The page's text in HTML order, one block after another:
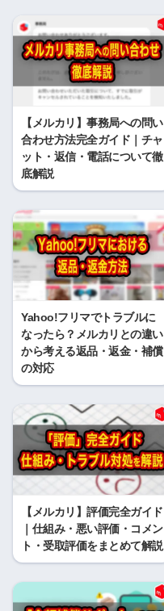
【メルカリ】事務局への問い
合わせ方法完全ガイド｜チャ
ット・返信・電話について徹
底解説
Yahoo!フリマでトラブルに
なったら？メルカリとの違い
から考える返品・返金・補償
の対応
【メルカリ】評価完全ガイド
｜仕組み・悪い評価・コメン
ト・受取評価をまとめて解説